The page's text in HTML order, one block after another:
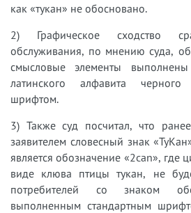
как «тукан» не обосновано.
2) Графическое сходство
обслуживания, по мнению суда,
смысловые элементы
латинского алфавита
шрифтом.
3) Также суд посчитал, что
заявителем словесный знак
является обозначение «2can», где
виде клюва птицы тукан, не
потребителей со знаком
выполненным стандартным